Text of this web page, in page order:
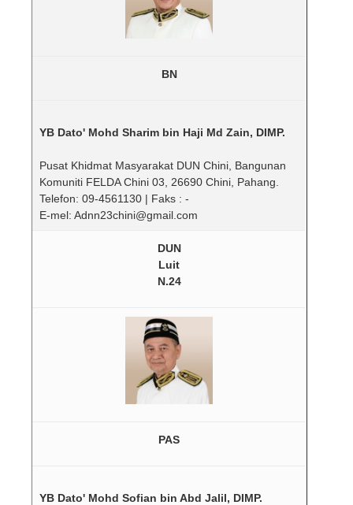
BN
YB Dato' Mohd Sharim bin Haji Md Zain, DIMP.
Pusat Khidmat Masyarakat DUN Chini, Bangunan
Komuniti FELDA Chini 03, 26690 Chini, Pahang.
Telefon: 09-4561130 | Faks : -
E-mel: Adnn23chini@gmail.com
DUN
Luit
N.24
PAS
YB Dato' Mohd Sofian bin Abd Jalil, DIMP.